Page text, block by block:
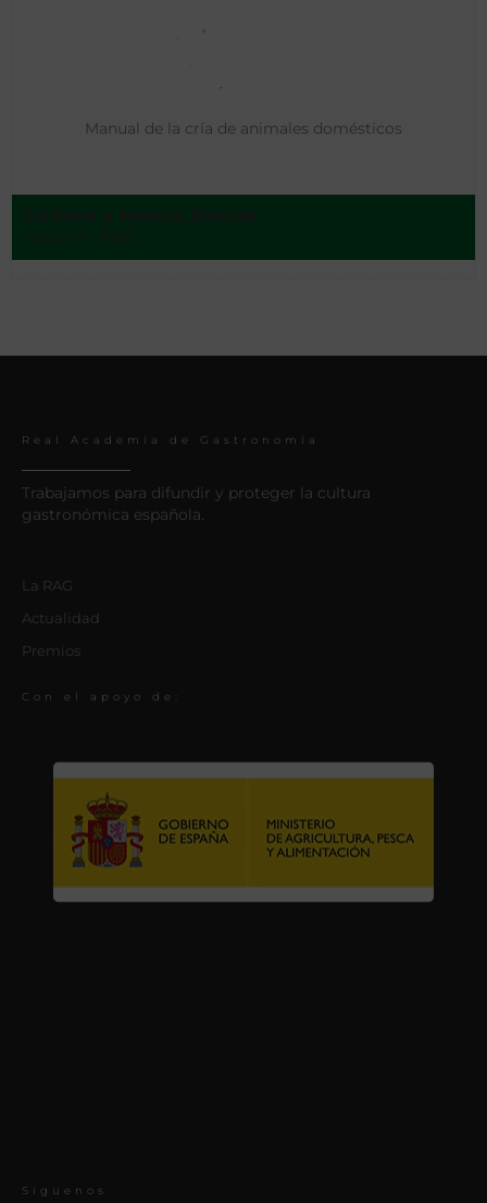
Manual de la cría de animales domésticos
Real Academia de Gastronomía
Trabajamos para difundir y proteger la cultura
gastronómica española.
La RAG
Actualidad
Premios
Con el apoyo de:
Síguenos